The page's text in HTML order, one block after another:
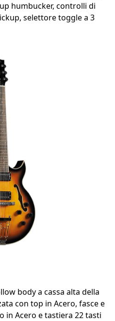
humbucker, controlli di
selettore toggle a 3
body a cassa alta della
con top in Acero, fasce e
in Acero e tastiera 22 tasti